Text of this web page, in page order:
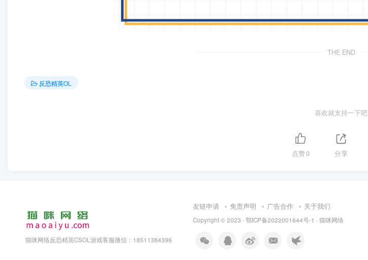
THE END
反恐精英OL
喜欢就支持一下吧
点赞0 分享
猫咪网络反恐精英CSOL游戏客服微信：18511384396
友链申请 免责声明 广告合作 关于我们
Copyright © 2023 · 鄂ICP备2022001644号-1 · 猫咪网络